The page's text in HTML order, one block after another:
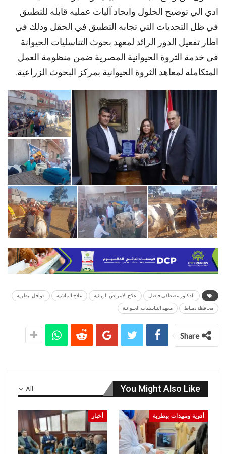
ادي الي توضيح الحلول وايجاد آليات عمليه قابله للتطبيق
في ظل التحديات التي تجابه التطبيق في الحقل وذلك في
اطار تفعيل الدور الرائد لمعهد بحوث التناسليات الحيوانة
في خدمة الثروة الحيوانية المصرية ضمن منظومة العمل
المتكامله لمعاهد الثروة الحيوانية بمركز البحوث الزراعية.
الدكتور مصطفي فاضل علاج الامراض الوبائية علاج الماشية قوافل بيطرية
محافظة دمياط معهد التناسليات الحيوانية
Share
All You Might Also Like
أدوية ومبيدات بيطرية أخبار